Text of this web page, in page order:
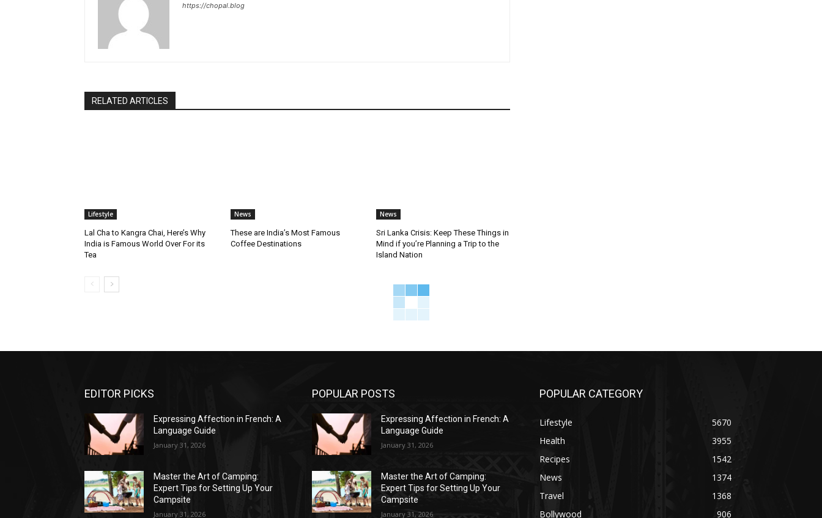
https://chopal.blog
RELATED ARTICLES
Lifestyle
Lal Cha to Kangra Chai, Here’s Why
India is Famous World Over For its
Tea
News
These are India’s Most Famous
Coffee Destinations
News
Sri Lanka Crisis: Keep These Things in
Mind if you’re Planning a Trip to the
Island Nation
EDITOR PICKS
Expressing Affection in French: A
Language Guide
January 31, 2026
Master the Art of Camping:
Expert Tips for Setting Up Your
Campsite
January 31, 2026
POPULAR POSTS
Expressing Affection in French: A
Language Guide
January 31, 2026
Master the Art of Camping:
Expert Tips for Setting Up Your
Campsite
January 31, 2026
POPULAR CATEGORY
Lifestyle
5670
Health
3955
Recipes
1542
News
1374
Travel
1368
Bollywood
906